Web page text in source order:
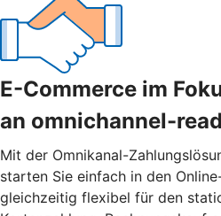
E-Commerce im
an omnichannel-
Mit der Omnikanal-
starten Sie einfach in den
gleichzeitig flexibel für den